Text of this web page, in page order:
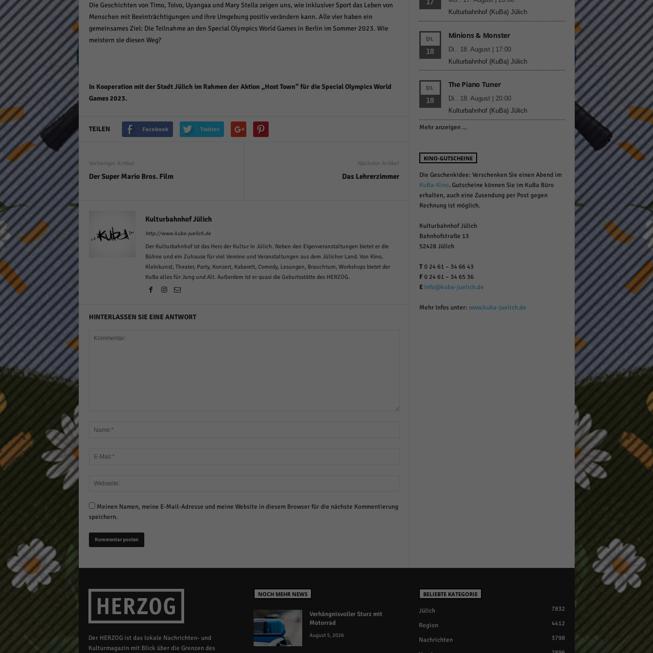
Die Geschichten von Timo, Toivo, Uyangaa und Mary Stella zeigen uns, wie inklusiver Sport das Leben von
Menschen mit Beeinträchtigungen und ihre Umgebung positiv verändern kann. Alle vier haben ein
gemeinsames Ziel: Die Teilnahme an den Special Olympics World Games in Berlin im Sommer 2023. Wie
meistern sie diesen Weg?
In Kooperation mit der Stadt Jülich im Rahmen der Aktion „Host Town“ für die Special Olympics World
Games 2023.
TEILEN Facebook Twitter
Vorheriger Artikel
Der Super Mario Bros. Film
Nächster Artikel
Das Lehrerzimmer
Kulturbahnhof Jülich
http://www.kuba-juelich.de
Der Kulturbahnhof ist das Herz der Kultur in Jülich. Neben den Eigenveranstaltungen bietet er die
Bühne und ein Zuhause für viel Vereine und Veranstaltungen aus dem Jülicher Land. Von Kino,
Kleinkunst, Theater, Party, Konzert, Kabarett, Comedy, Lesungen, Brauchtum, Workshops bietet der
KuBa alles für Jung und Alt. Außerdem ist er quasi die Geburtsstätte des HERZOG.
HINTERLASSEN SIE EINE ANTWORT
Meinen Namen, meine E-Mail-Adresse und meine Website in diesem Browser für die nächste Kommentierung
speichern.
17
Kulturbahnhof (KuBa) Jülich
DI.
18
Minions & Monster
Di.. 18. August | 17:00
Kulturbahnhof (KuBa) Jülich
DI.
18
The Piano Tuner
Di.. 18. August | 20:00
Kulturbahnhof (KuBa) Jülich
Mehr anzeigen …
KINO-GUTSCHEINE
Die Geschenkidee: Verschenken Sie einen Abend im
KuBa-Kino. Gutscheine können Sie im KuBa Büro
erhalten, auch eine Zusendung per Post gegen
Rechnung ist möglich.
Kulturbahnhof Jülich
Bahnhofstraße 13
52428 Jülich
T0 24 61 – 34 66 43
F0 24 61 – 34 65 36
E info@kuba-juelich.de
Mehr Infos unter: www.kuba-juelich.de
Der HERZOG ist das lokale Nachrichten- und
Kulturmagazin mit Blick über die Grenzen des
NOCH MEHR NEWS
Verhängnisvoller Sturz mit
Motorrad
August 5, 2026
BELIEBTE KATEGORIE
Jülich 7832
Region 4412
Nachrichten 3798
keiner manuellen Einwilligung mehr.
Cookie-Informationen anzeigen
Impressum